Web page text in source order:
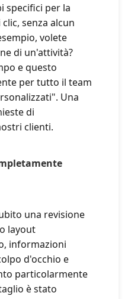
specifici per la
senza alcun
volete
di un'attività?
e questo
per tutto il team
Una
di
clienti.
una revisione
layout
informazioni
d'occhio e
particolarmente
è stato